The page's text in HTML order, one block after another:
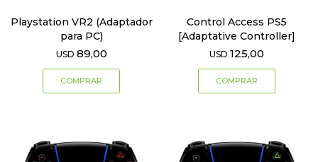
Playstation VR2 (Adaptador
para PC)
USD 89,00
Control Access PS5
[Adaptative Controller]
USD 125,00